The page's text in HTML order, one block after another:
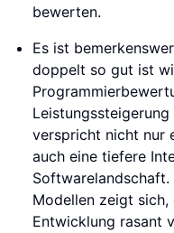
bewerten.
Es ist
doppelt so gut ist
verspricht nicht nur
auch eine tiefere
Softwarelandschaft.
Modellen zeigt
Entwicklung rasant